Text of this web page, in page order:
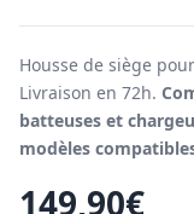
Housse de siège
Livraison en 72h.
batteuses et
modèles
149,90€